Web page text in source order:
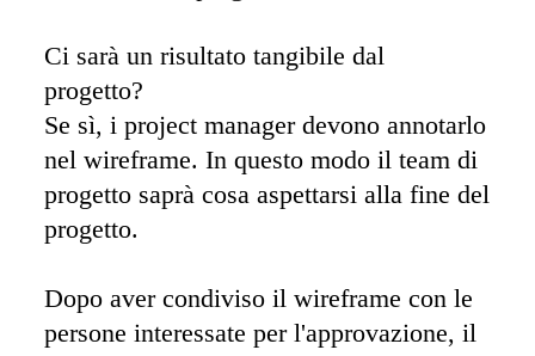
Ci sarà un risultato tangibile dal
progetto?
Se sì, i project manager devono annotarlo
nel wireframe. In questo modo il team di
progetto saprà cosa aspettarsi alla fine del
progetto.
Dopo aver condiviso il wireframe con le
persone interessate per l'approvazione, il